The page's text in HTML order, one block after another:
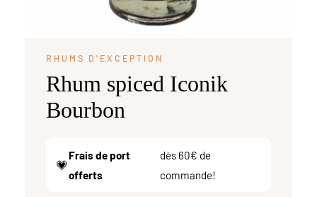
RHUMS D'EXCEPTION
Rhum spiced Iconik
Bourbon
💗
Frais de port
offerts
dès 60€ de
commande!